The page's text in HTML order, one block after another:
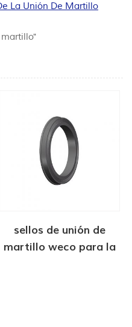
La Unión De Martillo
sellos de unión de
martillo weco para la